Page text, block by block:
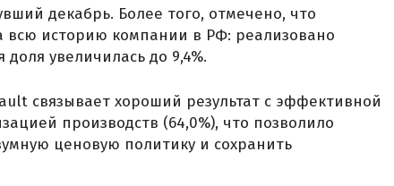
декабрь. Более того, отмечено, что
всю историю компании в РФ: реализовано
увеличилась до 9,4%.
связывает хороший результат с эффективной
производств (64,0%), что позволило
ценовую политику и сохранить